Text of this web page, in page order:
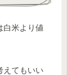
白米より値
えてもいい